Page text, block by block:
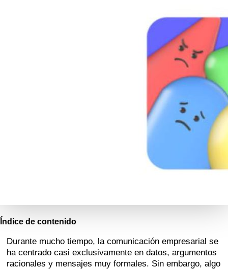
Índice de contenido
Durante mucho tiempo, la comunicación empresarial se
ha centrado casi exclusivamente en datos, argumentos
racionales y mensajes muy formales. Sin embargo, algo